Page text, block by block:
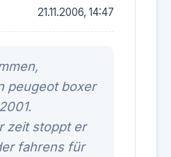
21.11.2006, 14:47
peugeot boxer
zeit stoppt er
fahrens für